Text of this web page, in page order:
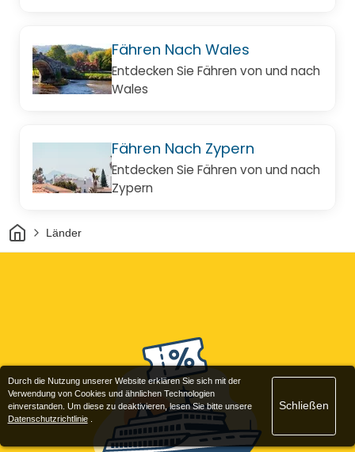
Fähren Nach Wales
Entdecken Sie Fähren von und nach
Wales
Fähren Nach Zypern
Entdecken Sie Fähren von und nach
Zypern
HeimLänder
Durch die Nutzung unserer Website erklären Sie sich mit der
Verwendung von Cookies und ähnlichen Technologien
einverstanden. Um diese zu deaktivieren, lesen Sie bitte unsere
Datenschutzrichtlinie.
Schließen